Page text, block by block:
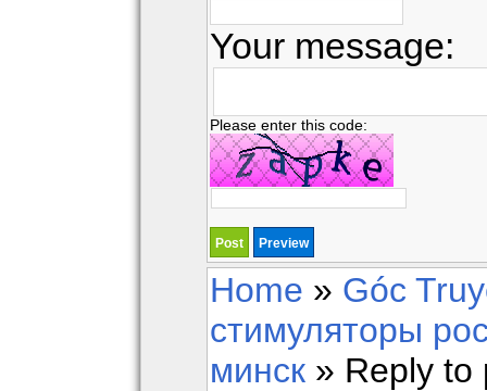
Your message:
Please enter this code:
Home » Góc
стимуляторы
минск » Reply to